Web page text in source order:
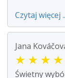
Czytaj więcej
Jana
★ ★ ★ ★
Świetny